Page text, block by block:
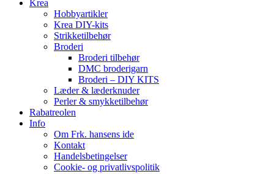
Krea
Hobbyartikler
Krea DIY-kits
Strikketilbehør
Broderi
Broderi tilbehør
DMC broderigarn
Broderi – DIY KITS
Læder & læderknuder
Perler & smykketilbehør
Rabatreolen
Info
Om Frk. hansens ide
Kontakt
Handelsbetingelser
Cookie- og privatlivspolitik